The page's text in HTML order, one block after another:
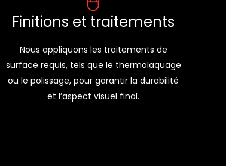
Finitions et traitements
Nous appliquons les traitements de
surface requis, tels que le thermolaquage
ou le polissage, pour garantir la durabilité
et l’aspect visuel final.